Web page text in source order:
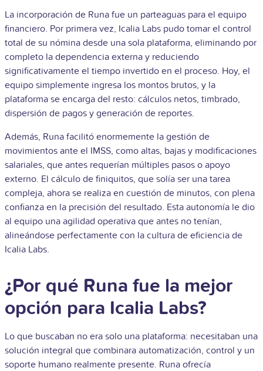
La incorporación de Runa fue un parteaguas para el equipo
financiero. Por primera vez, Icalia Labs pudo tomar el control
total de su nómina desde una sola plataforma, eliminando por
completo la dependencia externa y reduciendo
significativamente el tiempo invertido en el proceso. Hoy, el
equipo simplemente ingresa los montos brutos, y la
plataforma se encarga del resto: cálculos netos, timbrado,
dispersión de pagos y generación de reportes.
Además, Runa facilitó enormemente la gestión de
movimientos ante el IMSS, como altas, bajas y modificaciones
salariales, que antes requerían múltiples pasos o apoyo
externo. El cálculo de finiquitos, que solía ser una tarea
compleja, ahora se realiza en cuestión de minutos, con plena
confianza en la precisión del resultado. Esta autonomía le dio
al equipo una agilidad operativa que antes no tenían,
alineándose perfectamente con la cultura de eficiencia de
Icalia Labs.
¿Por qué Runa fue la mejor
opción para Icalia Labs?
Lo que buscaban no era solo una plataforma: necesitaban una
solución integral que combinara automatización, control y un
soporte humano realmente presente. Runa ofrecía